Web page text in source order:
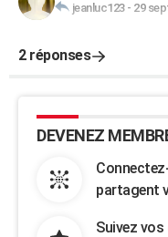
jeanluc123- 29
2 réponses
DEVENEZ
partagent
Suivez